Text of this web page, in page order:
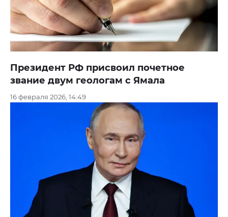
Президент РФ присвоил почетное
звание двум геологам с Ямала
16 февраля 2026, 14:49